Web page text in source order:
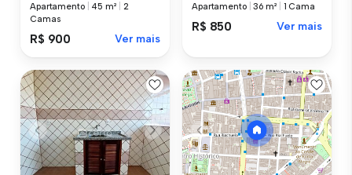
Apartamento 45 m²
2
Camas
R$ 900 Ver mais
Apartamento |36 m² 1 Cama
R$ 850 Ver mais